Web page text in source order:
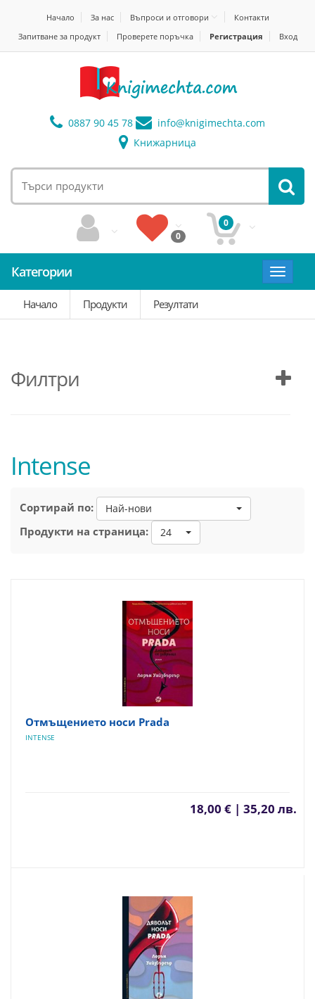
Начало За нас Въпроси и отговори
Контакти
Запитване за продукт
Проверете поръчка Регистрация Вход
0887 90 45 78 info@knigimechta.com
Книжарница
0
0
Категории
Toggle
Начало
Продукти Резултати
Филтри
Intense
Сортирай по: Най-нови
Продукти на страница: 24
Отмъщението носи Prada
INTENSE
18,00 € | 35,20 лв.